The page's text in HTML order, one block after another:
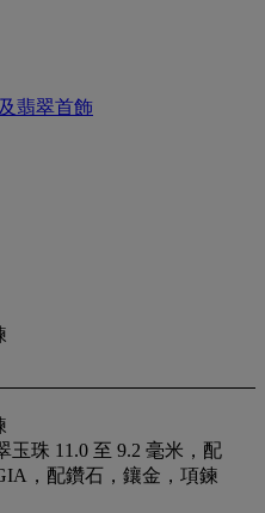
翡翠首飾
玉珠 11.0 至 9.2 毫米，配
，配鑽石，鑲金，項鍊